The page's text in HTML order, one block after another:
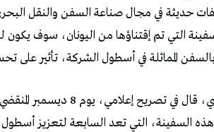
حديثة في مجال صناعة السفن والنقل
التي تم إقتناؤها من اليونان، سوف يكون
بالسفن المماثلة في أسطول الشركة، تأثير
وكان وزير النقل، ربيع
هذه السفينة، التي تعد السابعة لتعزيز